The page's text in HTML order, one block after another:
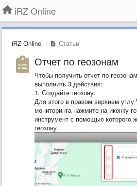
iRZ Online
iRZ Online Статьи
Отчет по геозонам
Чтобы получить отчет по
выполнить 3 действия:
1. Создайте геозону:
Для этого в правом верхнем углу
мониторинга нажмите на иконку
инструмент с помощью которого
геозону.